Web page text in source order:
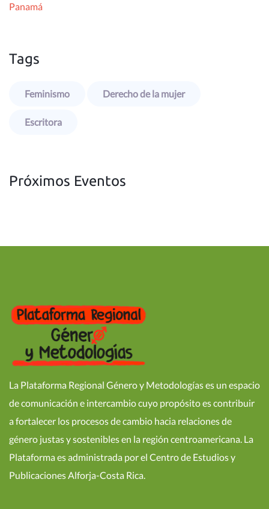
Panamá
Tags
Feminismo Derecho de la mujer
Escritora
Próximos Eventos
La Plataforma Regional Género y Metodologías es un espacio
de comunicación e intercambio cuyo propósito es contribuir
a fortalecer los procesos de cambio hacia relaciones de
género justas y sostenibles en la región centroamericana. La
Plataforma es administrada por el Centro de Estudios y
Publicaciones Alforja-Costa Rica.